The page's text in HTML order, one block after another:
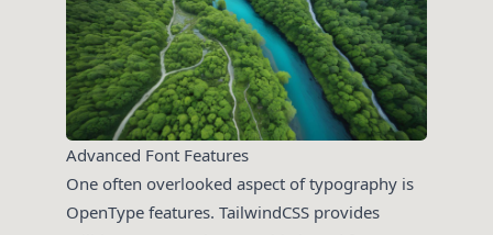
Advanced Font Features
One often overlooked aspect of typography is
OpenType features. TailwindCSS provides